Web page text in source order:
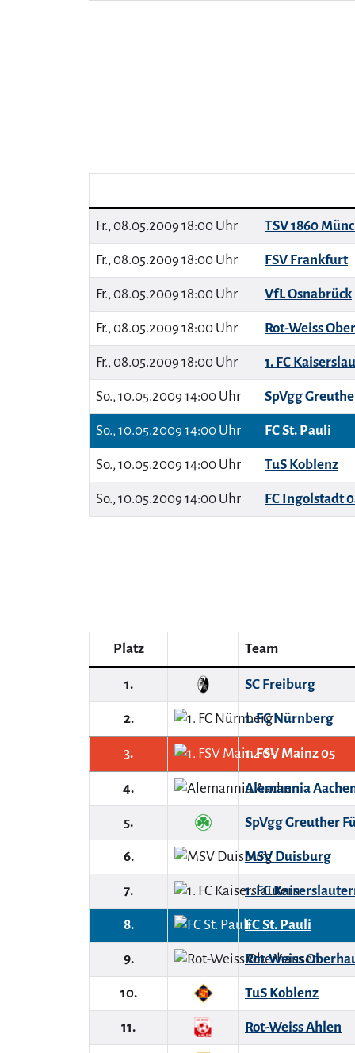
Fr., 08.05.2009 18:00 Uhr TSV 1860
Fr., 08.05.2009 18:00 Uhr FSV Frankfurt
Fr., 08.05.2009 18:00 Uhr VfL Osnabrück
Fr., 08.05.2009 18:00 Uhr Rot-Weiss
Fr., 08.05.2009 18:00 Uhr 1. FC
So., 10.05.2009 14:00 Uhr SpVgg
So., 10.05.2009 14:00 Uhr FC St. Pauli
So., 10.05.2009 14:00 Uhr TuS Koblenz
So., 10.05.2009 14:00 Uhr FC Ingolstadt
Platz Team
1. SC Freiburg
2. 1. FC Nürnberg
3. 1. FSV Mainz 05
4. Alemannia
5. SpVgg Greuther
6. MSV Duisburg
7. 1. FC
8. FC St. Pauli
9. Rot-Weiss
10. TuS Koblenz
11. Rot-Weiss Ahlen